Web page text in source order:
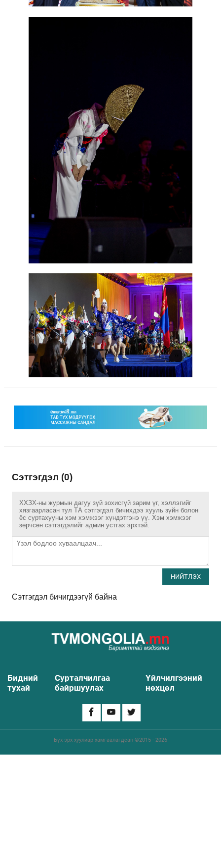
Сэтгэгдэл (0)
ХХЗХ-ны журмын дагуу зүй зохисгүй зарим үг, хэллэгийг
хязгаарласан тул ТА сэтгэгдэл бичихдээ хууль зүйн болон
ёс суртахууны хэм хэмжээг хүндэтгэнэ үү. Хэм хэмжээг
зөрчсөн сэтгэгдэлийг админ устгах эрхтэй.
НИЙТЛЭХ
Сэтгэгдэл бичигдээгүй байна
Бидний
тухай
Сурталчилгаа
байршуулах
Үйлчилгээний
нөхцөл
Бүх эрх хуулиар хамгаалагдсан ©2015 - 2026